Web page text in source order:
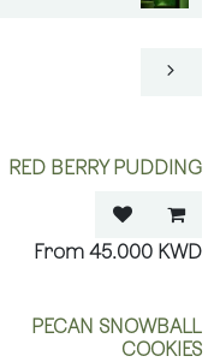
RED BERRY PUDDING
45.000 KWD
PECAN SNOWBALL
COOKIES